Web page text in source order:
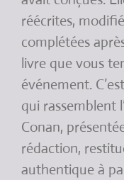
réécrites,
complétées
livre que vous
événement.
qui rassemblent
Conan,
rédaction,
authentique à